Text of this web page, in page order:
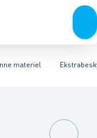
materiel
Forgreningsmateriel
byggepladstavler
D0 sikringselement